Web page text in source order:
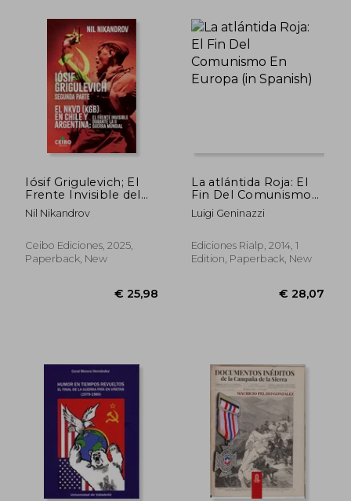
€ 36,75
Iósif Grigulevich; El
Frente Invisible del
NKVD (KGB) Durante
la II Guerra Mundial
Nil Nikandrov
Ceibo Ediciones, 2025,
Paperback, New
La atlántida Roja: El
Fin Del Comunismo
En Europa (in
Spanish)
Luigi Geninazzi
Ediciones Rialp, 2014, 1
Edition, Paperback, New